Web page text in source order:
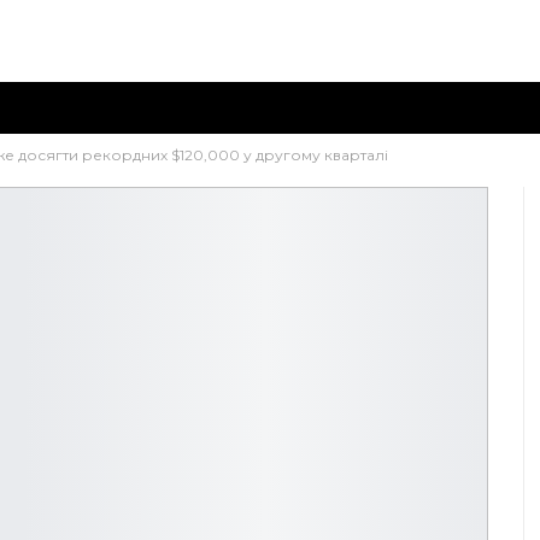
досягти рекордних $120,000 у другому кварталі